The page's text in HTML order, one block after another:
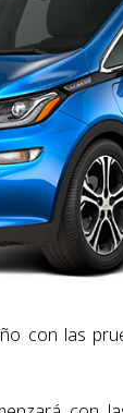
con las